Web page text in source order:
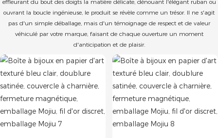
effleurant du bout des doigts la matière délicate, dénouant l'élégant ruban ou
ouvrant la boucle ingénieuse, le produit se révèle comme un trésor. Il ne s'agit
pas d'un simple déballage, mais d'un témoignage de respect et de valeur
véhiculé par votre marque, faisant de chaque ouverture un moment
d'anticipation et de plaisir.